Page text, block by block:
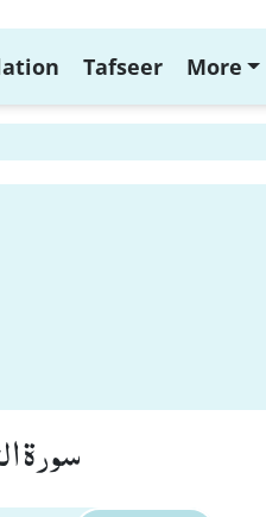
Tafseer More
سورة